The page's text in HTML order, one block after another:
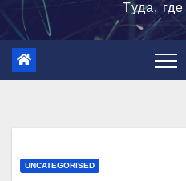
Туда,
UNCATEGORISED